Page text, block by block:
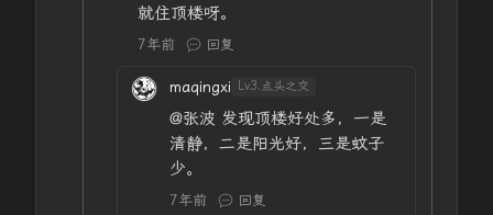
就住顶楼呀。
7年前 回复
maqingxi Lv3.点头之交
@张波 发现顶楼好处多，一是
清静，二是阳光好，三是蚊子
少。
7年前 回复